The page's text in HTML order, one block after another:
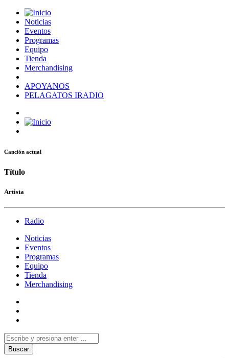
Noticias
Eventos
Programas
Equipo
Tienda
Merchandising
APOYANOS
PELAGATOS IRADIO
Canción actual
Título
Artista
Radio
Noticias
Eventos
Programas
Equipo
Tienda
Merchandising